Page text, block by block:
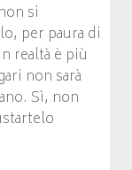
si
per paura di
realtà è più
non sarà
Sì, non